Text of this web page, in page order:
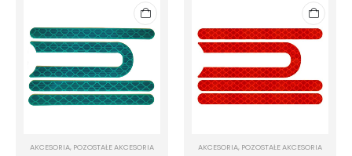
AKCESORIA, POZOSTAŁE AKCESORIA AKCESORIA, POZOSTAŁE AKCESORIA